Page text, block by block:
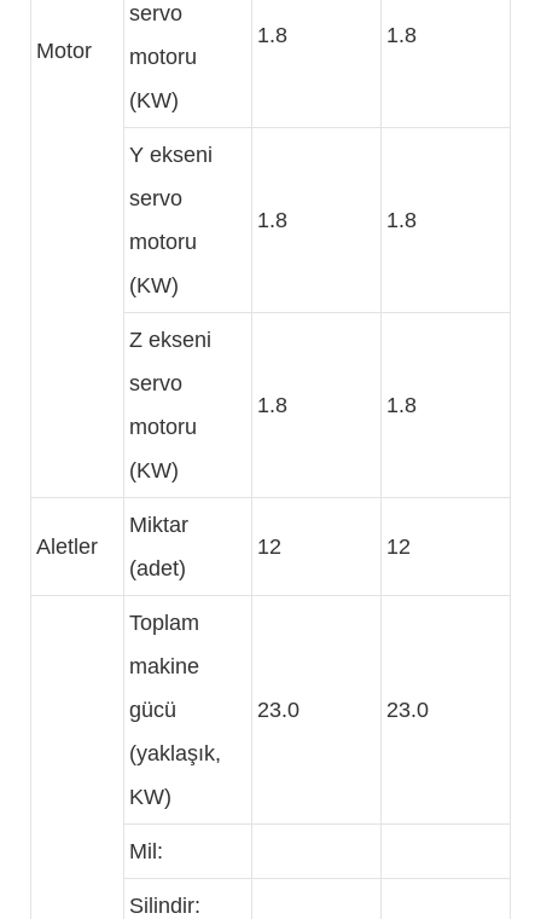
Motor
servo
motoru
(KW)
1.8 1.8
Y ekseni
servo
motoru
(KW)
1.8 1.8
Z ekseni
servo
motoru
(KW)
1.8 1.8
Aletler
Miktar
(adet)
12 12
Toplam
makine
gücü
(yaklaşık,
KW)
23.0 23.0
Mil:
Silindir: